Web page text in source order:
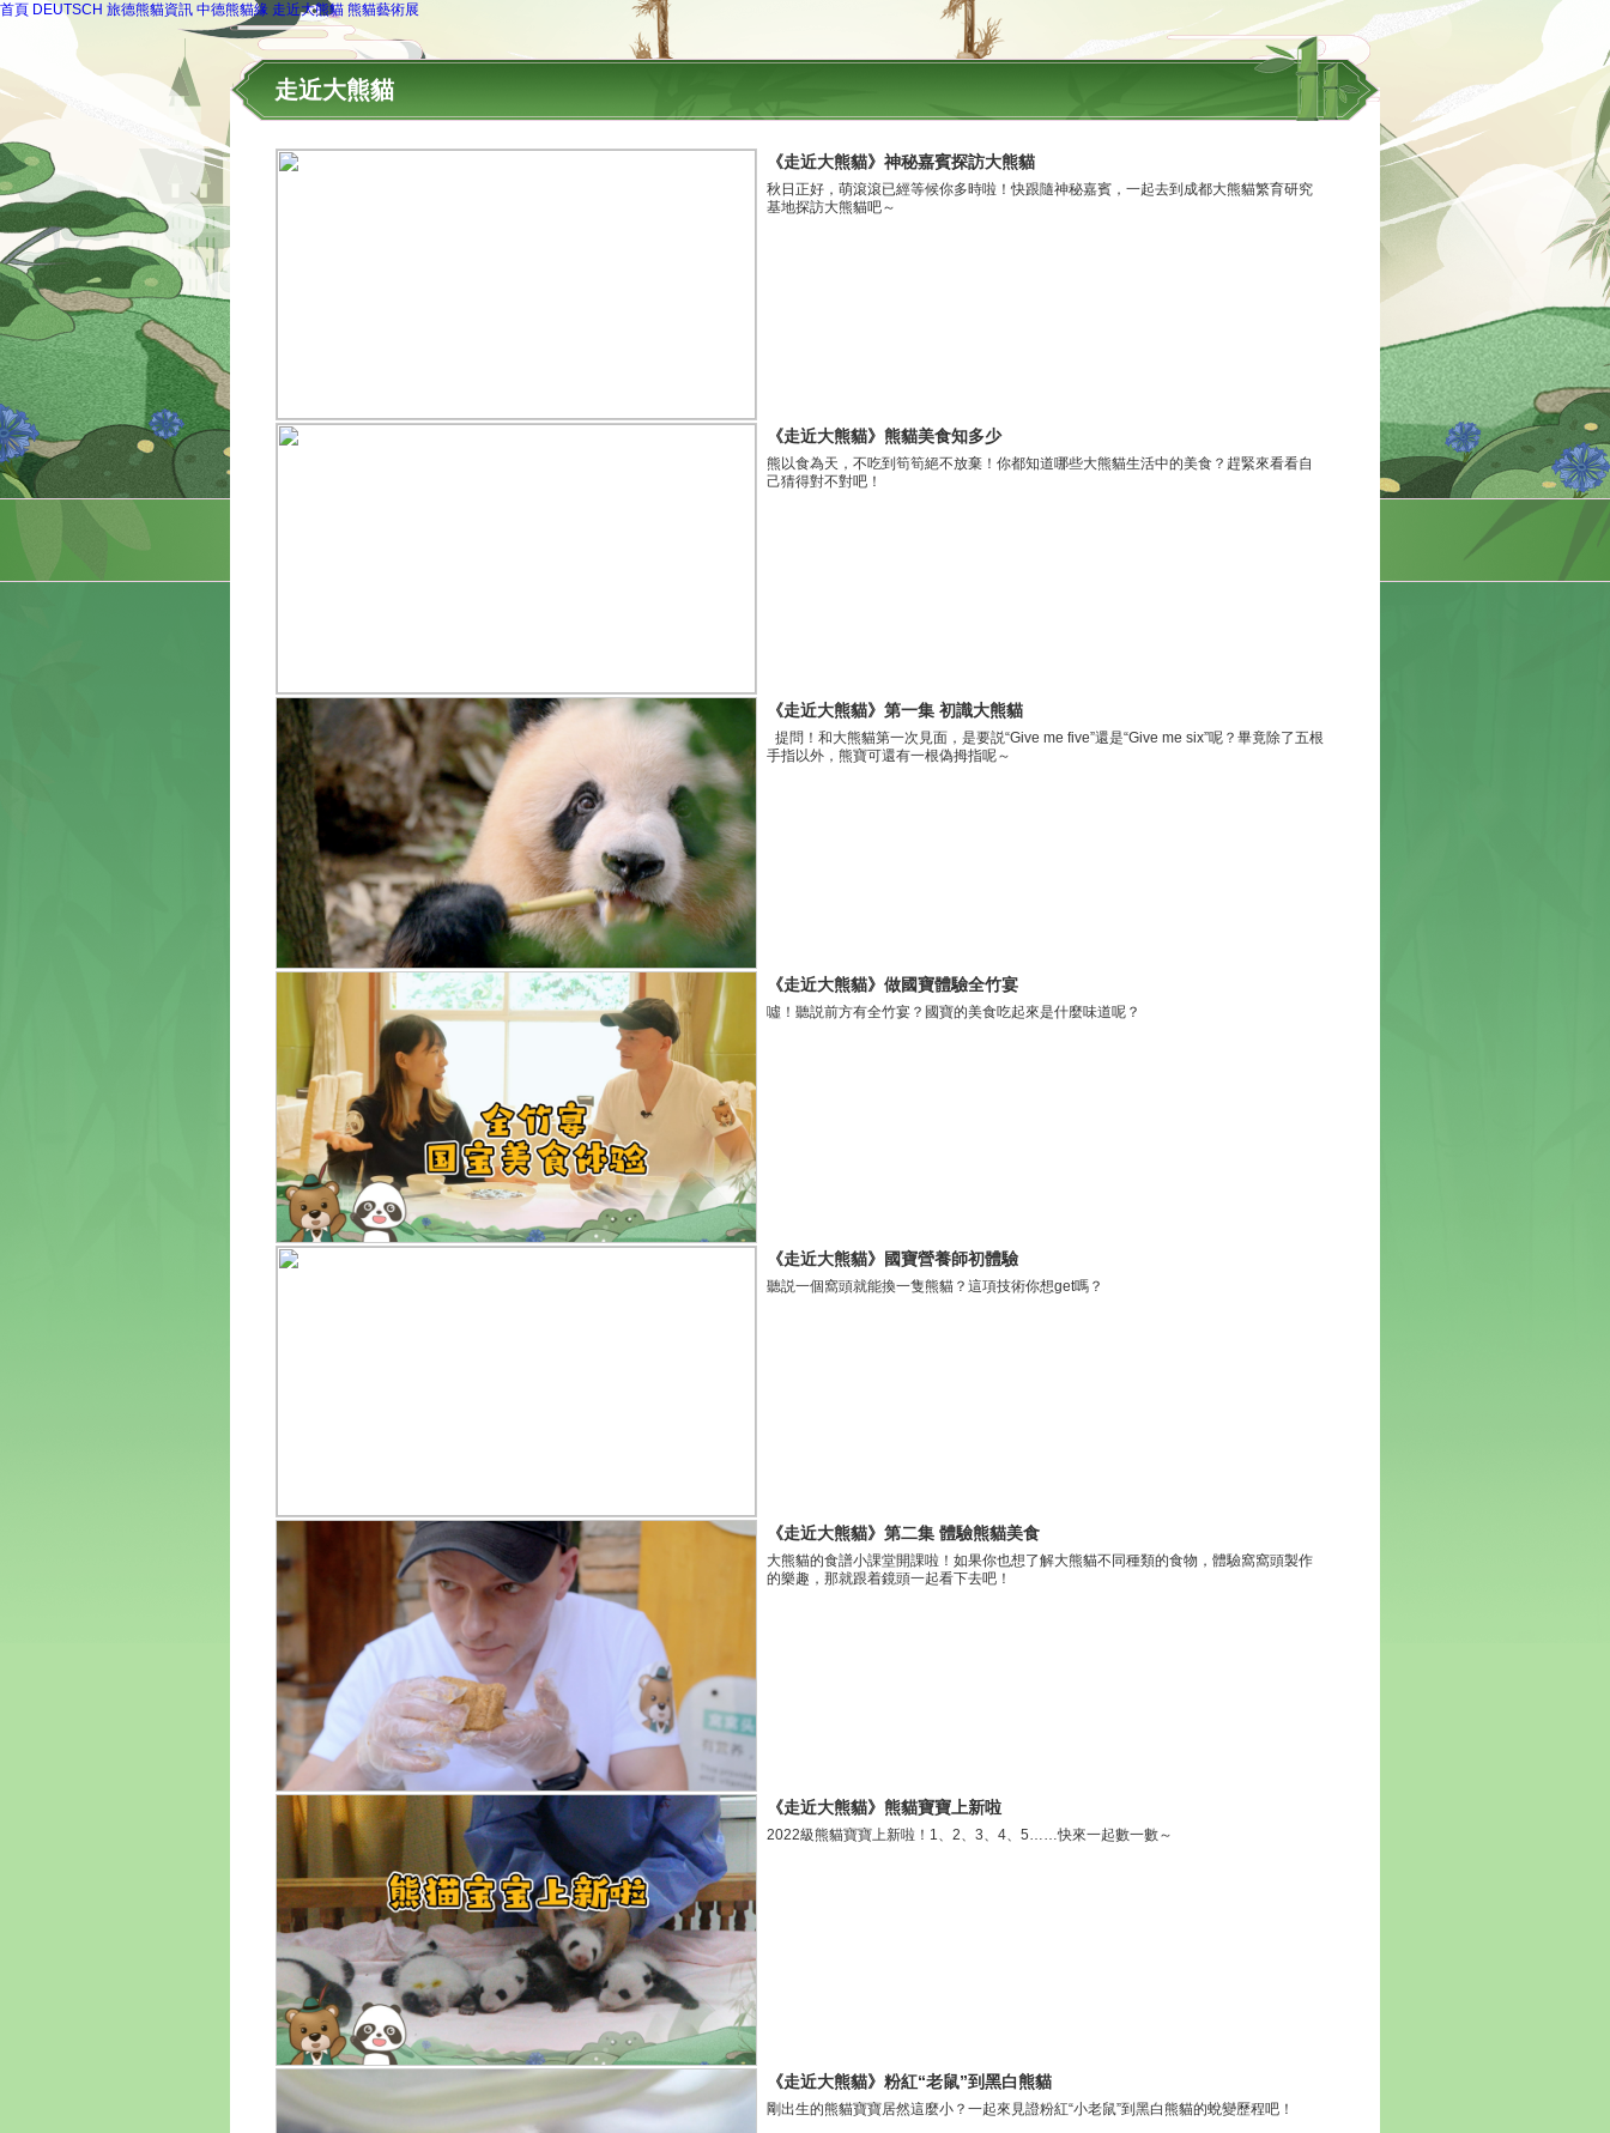
首頁 DEUTSCH 旅德熊貓資訊 中德熊貓緣 走近大熊貓 熊貓藝術展
走近大熊貓
《走近大熊貓》神秘嘉賓探訪大熊貓
秋日正好，萌滾滾已經等候你多時啦！快跟隨神秘嘉賓，一起去到成都大熊貓繁育研究
基地探訪大熊貓吧～
《走近大熊貓》熊貓美食知多少
熊以食為天，不吃到筍筍絕不放棄！你都知道哪些大熊貓生活中的美食？趕緊來看看自
己猜得對不對吧！
《走近大熊貓》第一集 初識大熊貓
提問！和大熊貓第一次見面，是要説“Give me five”還是“Give me six”呢？畢竟除了五根
手指以外，熊寶可還有一根偽拇指呢～
《走近大熊貓》做國寶體驗全竹宴
噓！聽説前方有全竹宴？國寶的美食吃起來是什麼味道呢？
《走近大熊貓》國寶營養師初體驗
聽説一個窩頭就能換一隻熊貓？這項技術你想get嗎？
《走近大熊貓》第二集 體驗熊貓美食
大熊貓的食譜小課堂開課啦！如果你也想了解大熊貓不同種類的食物，體驗窩窩頭製作
的樂趣，那就跟着鏡頭一起看下去吧！
《走近大熊貓》熊貓寶寶上新啦
2022級熊貓寶寶上新啦！1、2、3、4、5……快來一起數一數～
《走近大熊貓》粉紅“老鼠”到黑白熊貓
剛出生的熊貓寶寶居然這麼小？一起來見證粉紅“小老鼠”到黑白熊貓的蛻變歷程吧！